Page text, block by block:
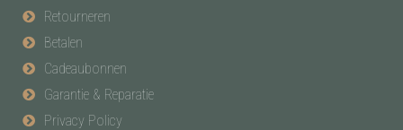
Retourneren
Betalen
Cadeaubonnen
Garantie & Reparatie
Privacy Policy